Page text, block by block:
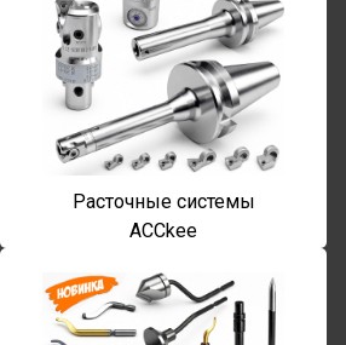
Расточные системы
ACCkee